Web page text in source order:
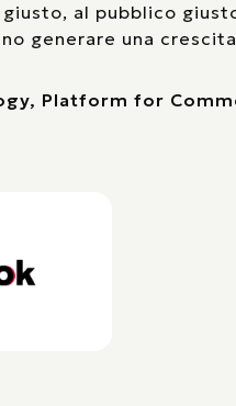
al pubblico
generare una
Platform for